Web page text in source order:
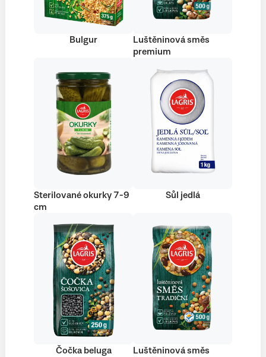
Bulgur
Luštěninová směs
premium
Sterilované okurky 7-9
cm
Sůl jedlá
Čočka beluga
Luštěninová směs